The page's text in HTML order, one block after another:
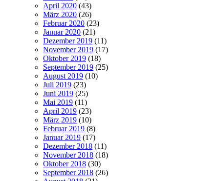
April 2020 (43)
März 2020 (26)
Februar 2020 (23)
Januar 2020 (21)
Dezember 2019 (11)
November 2019 (17)
Oktober 2019 (18)
September 2019 (25)
August 2019 (10)
Juli 2019 (23)
Juni 2019 (25)
Mai 2019 (11)
April 2019 (23)
März 2019 (10)
Februar 2019 (8)
Januar 2019 (17)
Dezember 2018 (11)
November 2018 (18)
Oktober 2018 (30)
September 2018 (26)